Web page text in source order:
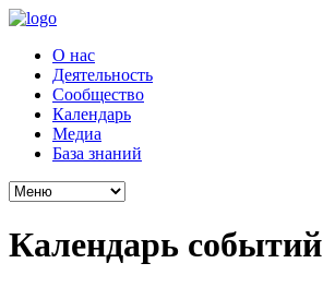
О нас
Деятельность
Сообщество
Календарь
Медиа
База знаний
Календарь событий